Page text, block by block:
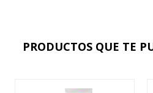
PRODUCTOS QUE TE